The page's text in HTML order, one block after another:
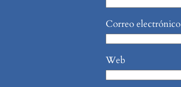
Correo electrónico
Web